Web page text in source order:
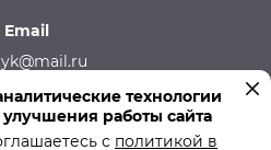
Email
службы
92-08 (круглосуточно)
технологии
работы сайта
с политикой в